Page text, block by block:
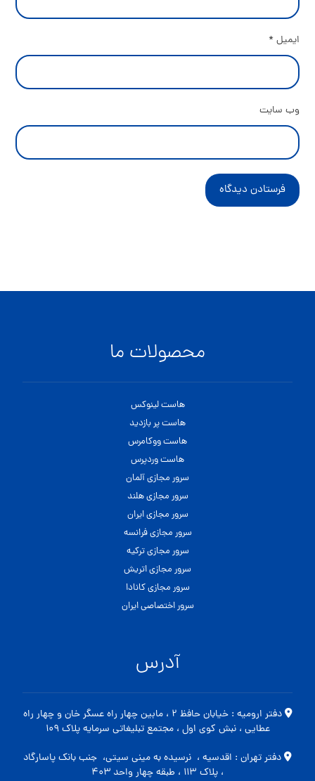
ایمیل*
وب‌ سایت
فرستادن دیدگاه
محصولات ما
هاست لینوکس
هاست پر بازدید
هاست ووکامرس
هاست وردپرس
سرور مجازی آلمان
سرور مجازی هلند
سرور مجازی ایران
سرور مجازی فرانسه
سرور مجازی ترکیه
سرور مجازی اتریش
سرور مجازی کانادا
سرور اختصاصی ایران
آدرس
دفتر ارومیه : خیابان حافظ ۲ ، مابین چهار راه عسگر خان و چهار راه
عطایی ، نبش کوی اول ، مجتمع تبلیغاتی سرمایه پلاک ۱۰۹
دفتر تهران : اقدسیه ، نرسیده به مینی سیتی، جنب بانک پاسارگاد
، پلاک ۱۱۳ ، طبقه چهار واحد ۴۰۳